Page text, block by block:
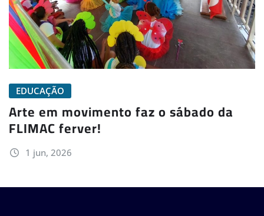
EDUCAÇÃO
Arte em movimento faz o sábado da
FLIMAC ferver!
1 jun, 2026